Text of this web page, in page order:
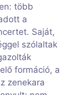
több
a
Saját,
szólaltak
formáció, a
zenekara